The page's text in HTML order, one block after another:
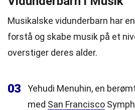
Musikalske vidunderbarn har
forstå og skabe musik på et
overstiger deres alder.
03
Yehudi Menuhin, en
med San Francisco